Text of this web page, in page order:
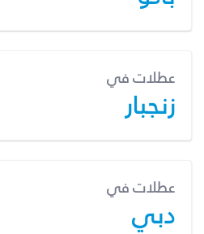
عطلات في
زنجبار
عطلات في
دبي